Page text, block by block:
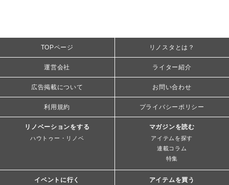
TOPページ リノスタとは？
運営会社 ライター紹介
広告掲載について お問い合わせ
利用規約 プライバシーポリシー
リノベーションをする
ハウトゥー・リノベ
マガジンを読む
アイテムを探す
連載コラム
特集
イベントに行く アイテムを買う